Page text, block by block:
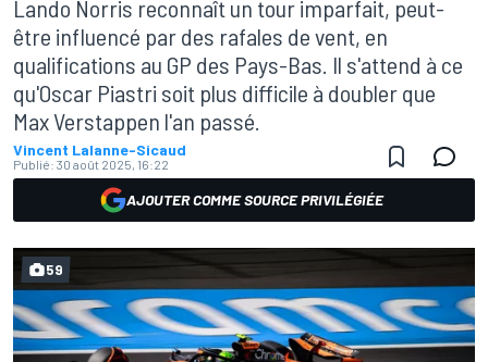
Lando Norris reconnaît un tour imparfait, peut-
être influencé par des rafales de vent, en
qualifications au GP des Pays-Bas. Il s'attend à ce
qu'Oscar Piastri soit plus difficile à doubler que
Max Verstappen l'an passé.
Vincent Lalanne-Sicaud
Publié: 30 août 2025, 16:22
AJOUTER COMME SOURCE PRIVILÉGIÉE
59